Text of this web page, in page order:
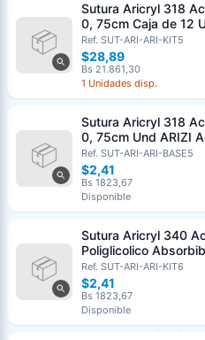
Sutura Aricryl 318
0, 75cm Caja de 12
Aguja de 1/2 Punta
Ref. SUT-ARI-ARI-KIT5
$28,89
Bs 21.861,30
1 Unidades disp.
Sutura Aricryl 318
0, 75cm Und ARIZI
Punta Cónica 26mm
Ref. SUT-ARI-ARI-BASE5
$2,41
Bs 1823,67
Disponible
Sutura Aricryl 340
Poliglicolico
Caja de 12 Unds
Punta Cónica 36mm
Ref. SUT-ARI-ARI-KIT6
$2,41
Bs 1823,67
Disponible
Generar cotización
Completá los datos para emitir
Nombre o razón social
Cédula o RIF*
Teléfono (opcional)
Clave